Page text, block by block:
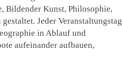
Bildender Kunst, Philosophie,
Jeder Veranstaltungstag
in Ablauf und
aufeinander aufbauen,